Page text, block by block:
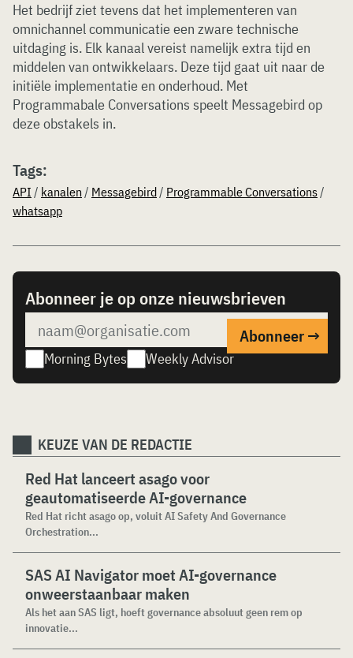
Het bedrijf ziet tevens dat het implementeren van
omnichannel communicatie een zware technische
uitdaging is. Elk kanaal vereist namelijk extra tijd en
middelen van ontwikkelaars. Deze tijd gaat uit naar de
initiële implementatie en onderhoud. Met
Programmabale Conversations speelt Messagebird op
deze obstakels in.
Tags:
API / kanalen / Messagebird/ Programmable Conversations/
whatsapp
Abonneer je op onze nieuwsbrieven
Morning Bytes Weekly Advisor
KEUZE VAN DE REDACTIE
Red Hat lanceert asago voor
geautomatiseerde AI-governance
Red Hat richt asago op, voluit AI Safety And Governance
Orchestration...
SAS AI Navigator moet AI-governance
onweerstaanbaar maken
Als het aan SAS ligt, hoeft governance absoluut geen rem op
innovatie...